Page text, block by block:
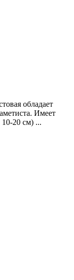
обладает
Имеет
20 см) ...